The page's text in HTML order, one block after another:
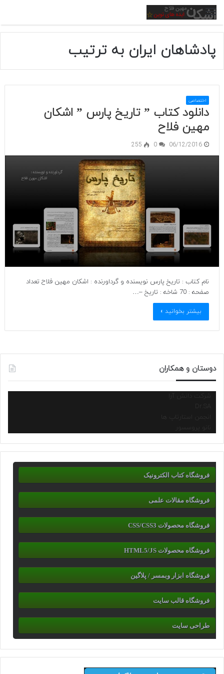
منو
پادشاهان ایران به ترتیب
اختصاصی
دانلود کتاب ” تاریخ پارس ” اشکان
مهین فلاح
06/12/2016
0
255
نام کتاب : تاریخ پارس نویسنده و گرداورنده : اشکان مهین فلاح تعداد
صفحه : 70 شاخه : تاریخ –…
بیشتر بخوانید »
دوستان و همکاران
شرکت دانش آرا
انجمن استارتاپ ها
نانو پروسسور
فروشگاه کتاب الکترونیک
فروشگاه مقالات علمی
فروشگاه محصولات CSS/CSS3
فروشگاه محصولات HTML5/JS
فروشگاه ابزار وبمسر / پلاگین
فروشگاه قالب سایت
طراحی سایت